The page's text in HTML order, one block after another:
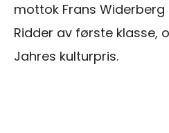
mottok Frans Widerberg
Ridder av første klasse,
Jahres kulturpris.